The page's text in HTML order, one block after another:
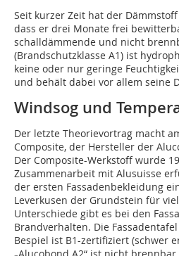
Seit kurzer Zeit hat der Dämmstoff
dass er drei Monate frei
schalldämmende und nicht
(Brandschutzklasse A1) ist
keine oder nur geringe
und behält dabei vor allem seine
Windsog und
Der letzte Theorievortrag macht
Composite, der Hersteller der
Der Composite-Werkstoff wurde
Zusammenarbeit mit Alusuisse
der ersten Fassadenbekleidung
Leverkusen der Grundstein für
Unterschiede gibt es bei den
Brandverhalten. Die
Bespiel ist B1-zertifiziert (schwer